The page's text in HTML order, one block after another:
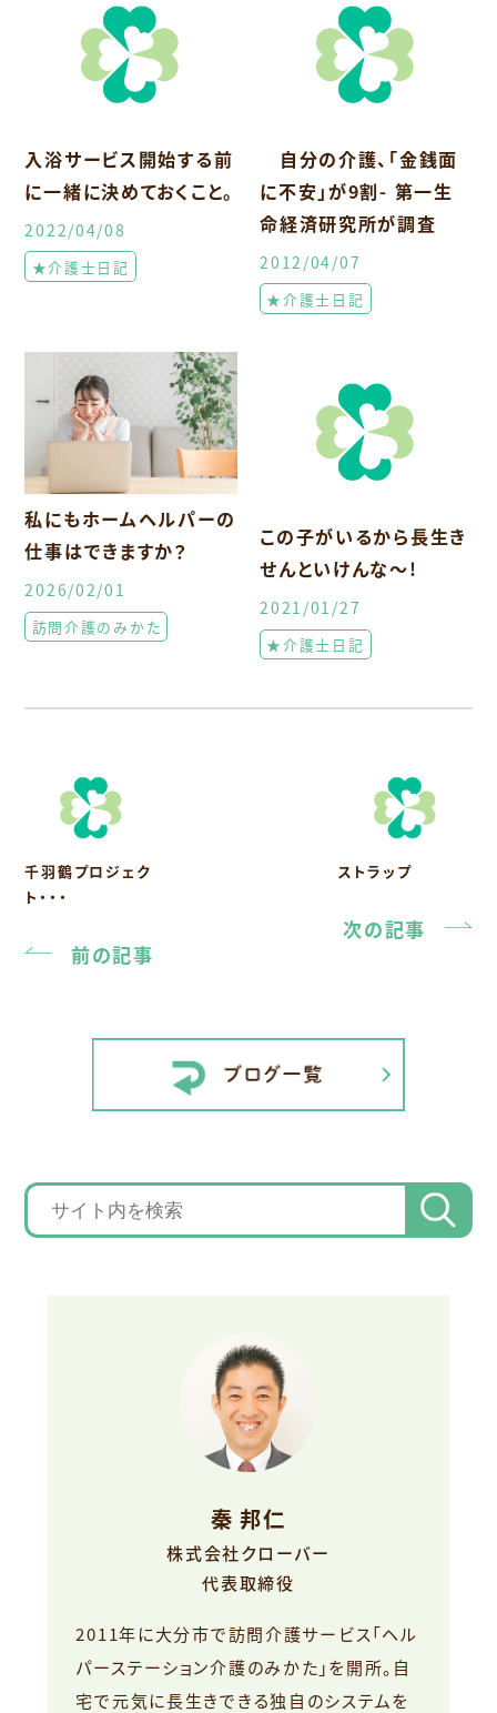
入浴サービス開始する前
に一緒に決めておくこと。
2022/04/08
★介護士日記
自分の介護、「金銭面
に不安」が9割- 第一生
命経済研究所が調査
2012/04/07
★介護士日記
私にもホームヘルパーの
仕事はできますか？
2026/02/01
訪問介護のみかた
この子がいるから長生き
せんといけんな～!
2021/01/27
★介護士日記
千羽鶴プロジェク
ト・・・
前の記事
ストラップ
次の記事
秦 邦仁
株式会社クローバー
代表取締役
2011年に大分市で訪問介護サービス「ヘル
パーステーション介護のみかた」を開所。自
宅で元気に長生きできる独自のシステムを